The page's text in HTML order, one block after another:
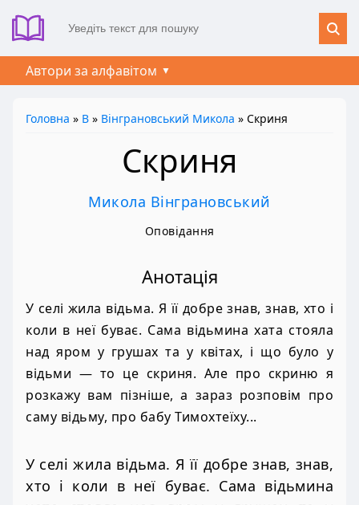
Автори за алфавітом
Головна » В » Вінграновський Микола » Скриня
Скриня
Микола Вінграновський
Оповідання
Анотація
У селі жила відьма. Я її добре знав, знав, хто і
коли в неї буває. Сама відьмина хата стояла
над яром у грушах та у квітах, і що було у
відьми — то це скриня. Але про скриню я
розкажу вам пізніше, а зараз розповім про
саму відьму, про бабу Тимохтеїху...
У селі жила відьма. Я її добре знав, знав,
хто і коли в неї буває. Сама відьмина